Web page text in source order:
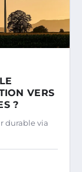
VERS
?
durable via